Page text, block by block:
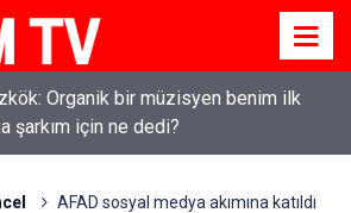
Organik bir müzisyen benim ilk
şarkım için ne dedi?
AFAD sosyal medya akımına katıldı